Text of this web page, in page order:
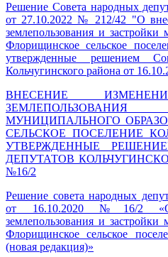
Решение Совета народных
от 27.10.2022 № 212/42 "О
землепользования и застройки
Флорищинское сельское
утвержденные решением
Кольчугинского района от
ВНЕСЕНИЕ
МУНИЦИПАЛЬНОГО
СЕЛЬСКОЕ ПОСЕЛЕНИЕ
УТВЕРЖДЕННЫЕ
ДЕПУТАТОВ
№16/2
Решение совета народных
от 16.10.2020 №16/2
землепользования и застройки
Флорищинское сельское
(новая редакция)»